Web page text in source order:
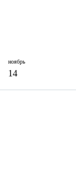
ноябрь
14